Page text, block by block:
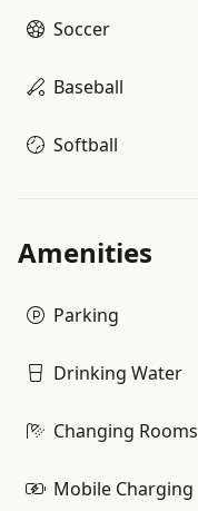
Soccer
Baseball
Softball
Amenities
Parking
Drinking Water
Changing Rooms
Mobile Charging